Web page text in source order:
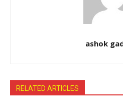
ashok
RELATED ARTICLES